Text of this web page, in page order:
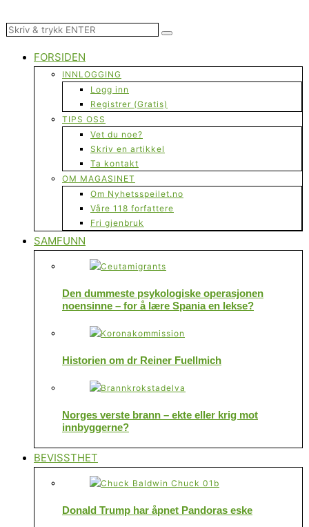
FORSIDEN
INNLOGGING
Logg inn
Registrer (Gratis)
TIPS OSS
Vet du noe?
Skriv en artikkel
Ta kontakt
OM MAGASINET
Om Nyhetsspeilet.no
Våre 118 forfattere
Fri gjenbruk
SAMFUNN
Den dummeste psykologiske operasjonen
noensinne – for å lære Spania en lekse?
Historien om dr Reiner Fuellmich
Norges verste brann – ekte eller krig mot
innbyggerne?
BEVISSTHET
Donald Trump har åpnet Pandoras eske